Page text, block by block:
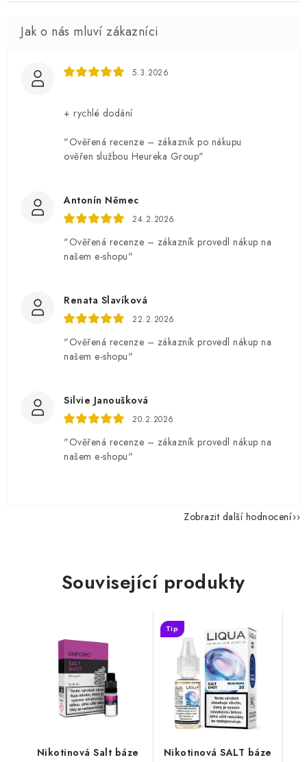
5.3.2026
+ rychlé dodání
"Ověřená recenze – zákazník po nákupu
ověřen službou Heureka Group"
Antonín Němec
24.2.2026
"Ověřená recenze – zákazník provedl nákup na
našem e-shopu"
Renata Slavíková
22.2.2026
"Ověřená recenze – zákazník provedl nákup na
našem e-shopu"
Silvie Janoušková
20.2.2026
"Ověřená recenze – zákazník provedl nákup na
našem e-shopu"
Zobrazit další hodnocení
Související produkty
Nikotinová Salt báze
Nikotinová SALT báze
Tip